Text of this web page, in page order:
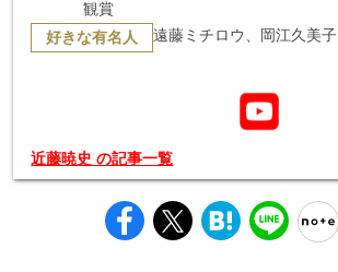
観賞
好きな有名人 遠藤ミチロウ、岡江久美子
近藤暁史 の記事一覧